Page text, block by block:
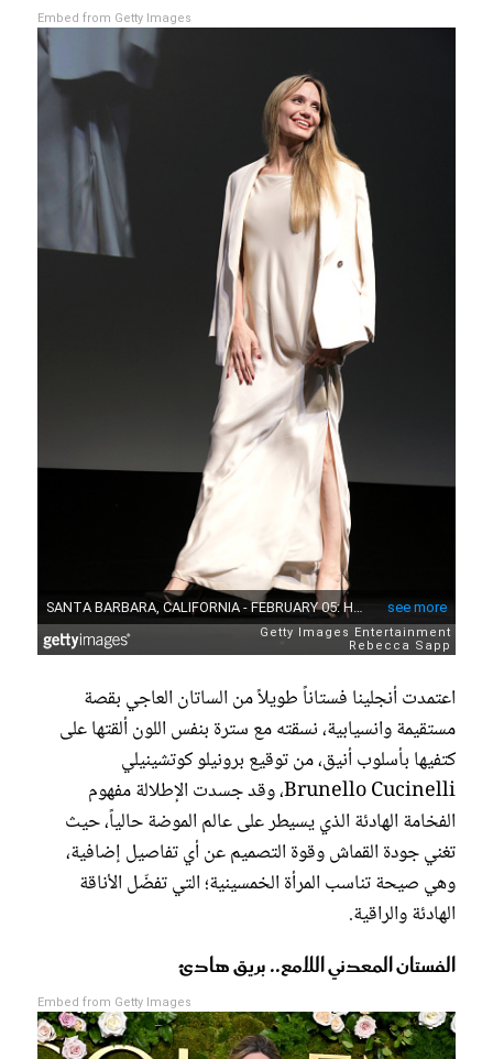
Embed from Getty Images
اعتمدت أنجلينا فستاناً طويلاً من الساتان العاجي بقصة
مستقيمة وانسيابية، نسقته مع سترة بنفس اللون ألقتها على
كتفيها بأسلوب أنيق، من توقيع برونيلو كوتشينيلي
Brunello Cucinelli، وقد جسدت الإطلالة مفهوم
الفخامة الهادئة الذي يسيطر على عالم الموضة حالياً، حيث
تغني جودة القماش وقوة التصميم عن أي تفاصيل إضافية،
وهي صيحة تناسب المرأة الخمسينية؛ التي تفضّل الأناقة
الهادئة والراقية.
الفستان المعدني اللامع.. بريق هادئ
Embed from Getty Images